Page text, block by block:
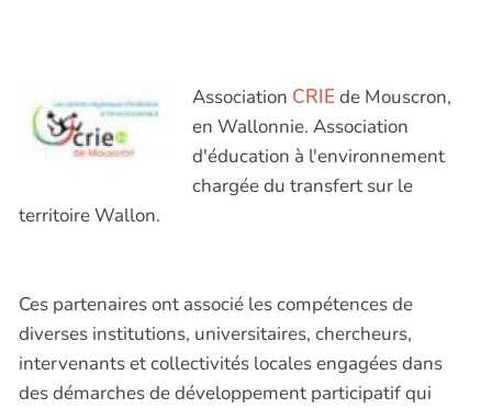
Association CRIEde Mouscron,
en Wallonnie. Association
d'éducation à l'environnement
chargée du transfert sur le
territoire Wallon.
Ces partenaires ont associé les compétences de
diverses institutions, universitaires, chercheurs,
intervenants et collectivités locales engagées dans
des démarches de développement participatif qui